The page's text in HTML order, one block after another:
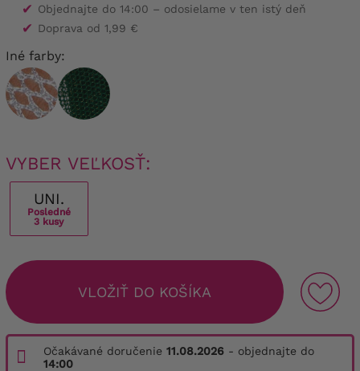
✔ Objednajte do 14:00 – odosielame v ten istý deň
✔ Doprava od 1,99 €
Iné farby:
VYBER VEĽKOSŤ:
UNI.
Posledné
3 kusy
VLOŽIŤ DO KOŠÍKA
Očakávané doručenie 11.08.2026 - objednajte do
14:00